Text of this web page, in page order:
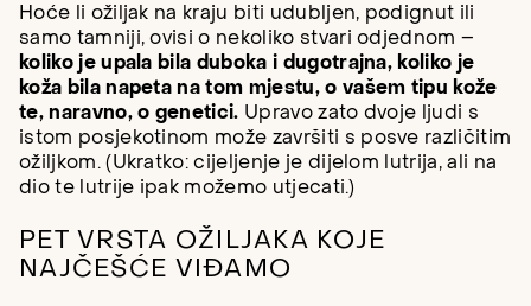
Hoće li ožiljak na kraju biti udubljen, podignut ili
samo tamniji, ovisi o nekoliko stvari odjednom –
koliko je upala bila duboka i dugotrajna, koliko je
koža bila napeta na tom mjestu, o vašem tipu kože
te, naravno, o genetici. Upravo zato dvoje ljudi s
istom posjekotinom može završiti s posve različitim
ožiljkom. (Ukratko: cijeljenje je dijelom lutrija, ali na
dio te lutrije ipak možemo utjecati.)
PET VRSTA OŽILJAKA KOJE
NAJČEŠĆE VIĐAMO